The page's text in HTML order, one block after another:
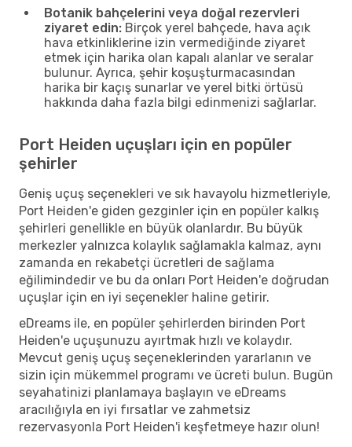
Botanik bahçelerini veya doğal rezervleri
ziyaret edin: Birçok yerel bahçede, hava açık
hava etkinliklerine izin vermediğinde ziyaret
etmek için harika olan kapalı alanlar ve seralar
bulunur. Ayrıca, şehir koşuşturmacasından
harika bir kaçış sunarlar ve yerel bitki örtüsü
hakkında daha fazla bilgi edinmenizi sağlarlar.
Port Heiden uçuşları için en popüler
şehirler
Geniş uçuş seçenekleri ve sık havayolu hizmetleriyle,
Port Heiden'e giden gezginler için en popüler kalkış
şehirleri genellikle en büyük olanlardır. Bu büyük
merkezler yalnızca kolaylık sağlamakla kalmaz, aynı
zamanda en rekabetçi ücretleri de sağlama
eğilimindedir ve bu da onları Port Heiden'e doğrudan
uçuşlar için en iyi seçenekler haline getirir.
eDreams ile, en popüler şehirlerden birinden Port
Heiden'e uçuşunuzu ayırtmak hızlı ve kolaydır.
Mevcut geniş uçuş seçeneklerinden yararlanın ve
sizin için mükemmel programı ve ücreti bulun. Bugün
seyahatinizi planlamaya başlayın ve eDreams
aracılığıyla en iyi fırsatlar ve zahmetsiz
rezervasyonla Port Heiden'i keşfetmeye hazır olun!